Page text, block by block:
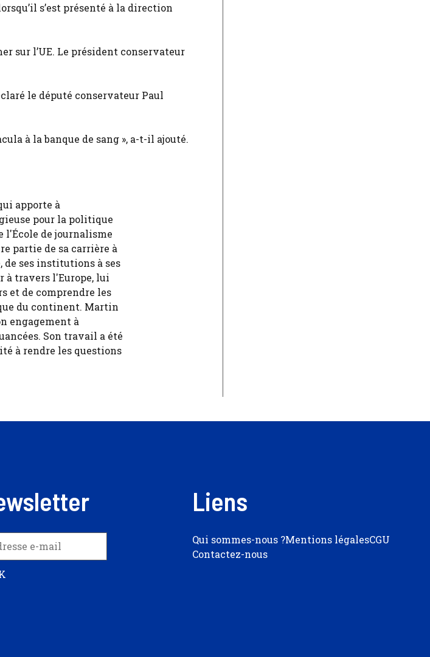
s’est présenté à la direction
sur l’UE. Le président conservateur
le député conservateur Paul
à la banque de sang », a-t-il ajouté.
apporte à
pour la politique
l'École de journalisme
partie de sa carrière à
de ses institutions à ses
à travers l'Europe, lui
et de comprendre les
du continent. Martin
engagement à
Son travail a été
à rendre les questions
Liens
Qui sommes-nous ?Mentions légalesCGU
Contactez-nous